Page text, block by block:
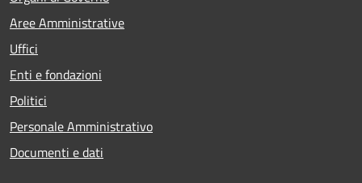
Aree Amministrative
Uffici
Enti e fondazioni
Politici
Personale Amministrativo
Documenti e dati